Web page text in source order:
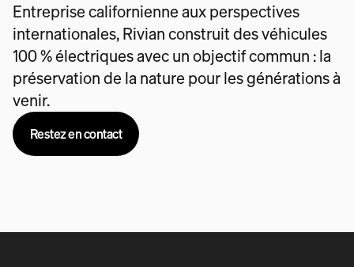
Entreprise californienne aux perspectives
internationales, Rivian construit des véhicules
100 % électriques avec un objectif commun : la
préservation de la nature pour les générations à
venir.
Restez en contact